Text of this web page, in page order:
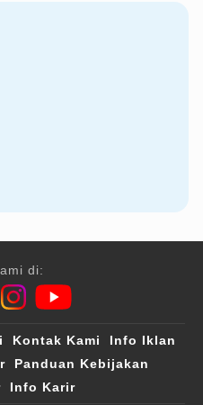
di:
Kontak Kami
Info Iklan
Panduan Kebijakan
Info Karir